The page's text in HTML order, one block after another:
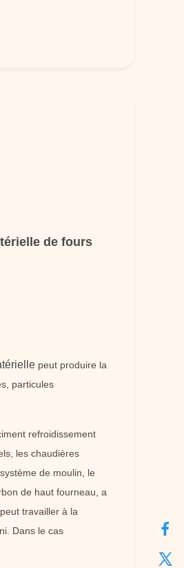
de fours
peut produire la
particules
refroidissement
les chaudières
de moulin, le
de haut fourneau, a
travailler à la
Dans le cas